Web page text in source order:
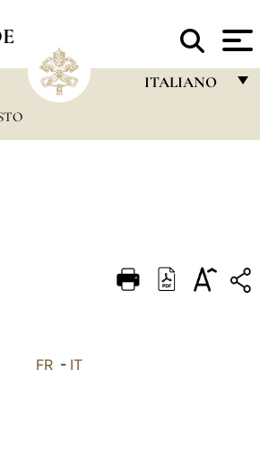
ITALIANO
DEUTSCH
FR - IT